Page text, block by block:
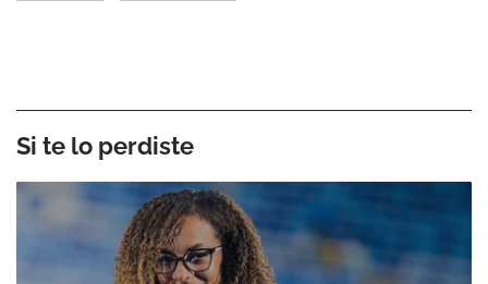
Si te lo perdiste